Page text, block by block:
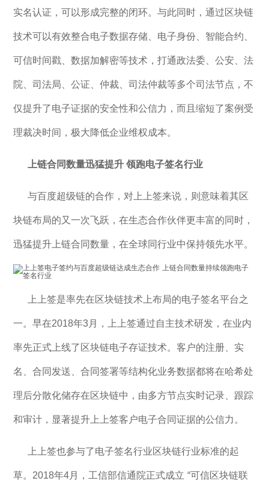
实名认证，可以形成完整的闭环。与此同时，通过区块链
技术可以有效整合电子数据存储、电子身份、智能合约、
可信时间戳、数据加解密等技术，打通政法委、公安、法
院、司法局、公证、仲裁、司法仲裁等多个司法节点，不
仅提升了电子证据的安全性和公信力，而且缩短了案例受
理裁决时间，极大降低企业维权成本。
上链合同数量迅猛提升 领跑电子签名行业
与百度超级链的合作，对上上签来说，则意味着其区
块链布局的又一次飞跃，在生态合作伙伴更丰富的同时，
迅猛提升上链合同数量，在全球同行业中保持领先水平。
上上签是率先在区块链技术上布局的电子签名平台之
一。早在2018年3月，上上签通过自主技术研发，在业内
率先正式上线了区块链电子存证技术。客户的注册、实
名、合同发送、合同签署等结构化业务数据都将在哈希处
理后分散化储存在区块链中，由多方节点实时记录、跟踪
和审计，显著提升上上签客户电子合同证据的公信力。
上上签也参与了电子签名行业区块链行业标准的起
草。2018年4月，工信部信通院正式成立 “可信区块链联